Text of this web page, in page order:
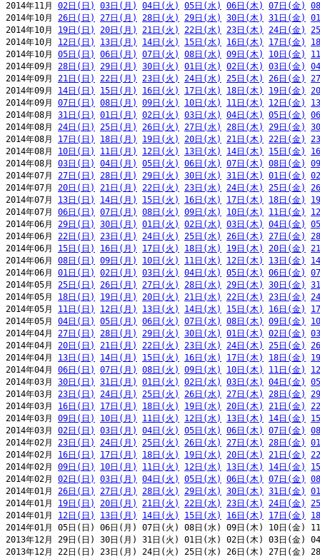
2014年11月 02日(日) 03日(月) 04日(火) 05日(水) 06日(木) 07日(金)
2014年10月 26日(日) 27日(月) 28日(火) 29日(水) 30日(木) 31日(金)
2014年10月 19日(日) 20日(月) 21日(火) 22日(水) 23日(木) 24日(金)
2014年10月 12日(日) 13日(月) 14日(火) 15日(水) 16日(木) 17日(金)
2014年10月 05日(日) 06日(月) 07日(火) 08日(水) 09日(木) 10日(金)
2014年09月 28日(日) 29日(月) 30日(火) 01日(水) 02日(木) 03日(金)
2014年09月 21日(日) 22日(月) 23日(火) 24日(水) 25日(木) 26日(金)
2014年09月 14日(日) 15日(月) 16日(火) 17日(水) 18日(木) 19日(金)
2014年09月 07日(日) 08日(月) 09日(火) 10日(水) 11日(木) 12日(金)
2014年08月 31日(日) 01日(月) 02日(火) 03日(水) 04日(木) 05日(金)
2014年08月 24日(日) 25日(月) 26日(火) 27日(水) 28日(木) 29日(金)
2014年08月 17日(日) 18日(月) 19日(火) 20日(水) 21日(木) 22日(金)
2014年08月 10日(日) 11日(月) 12日(火) 13日(水) 14日(木) 15日(金)
2014年08月 03日(日) 04日(月) 05日(火) 06日(水) 07日(木) 08日(金)
2014年07月 27日(日) 28日(月) 29日(火) 30日(水) 31日(木) 01日(金)
2014年07月 20日(日) 21日(月) 22日(火) 23日(水) 24日(木) 25日(金)
2014年07月 13日(日) 14日(月) 15日(火) 16日(水) 17日(木) 18日(金)
2014年07月 06日(日) 07日(月) 08日(火) 09日(水) 10日(木) 11日(金)
2014年06月 29日(日) 30日(月) 01日(火) 02日(水) 03日(木) 04日(金)
2014年06月 22日(日) 23日(月) 24日(火) 25日(水) 26日(木) 27日(金)
2014年06月 15日(日) 16日(月) 17日(火) 18日(水) 19日(木) 20日(金)
2014年06月 08日(日) 09日(月) 10日(火) 11日(水) 12日(木) 13日(金)
2014年06月 01日(日) 02日(月) 03日(火) 04日(水) 05日(木) 06日(金)
2014年05月 25日(日) 26日(月) 27日(火) 28日(水) 29日(木) 30日(金)
2014年05月 18日(日) 19日(月) 20日(火) 21日(水) 22日(木) 23日(金)
2014年05月 11日(日) 12日(月) 13日(火) 14日(水) 15日(木) 16日(金)
2014年05月 04日(日) 05日(月) 06日(火) 07日(水) 08日(木) 09日(金)
2014年04月 27日(日) 28日(月) 29日(火) 30日(水) 01日(木) 02日(金)
2014年04月 20日(日) 21日(月) 22日(火) 23日(水) 24日(木) 25日(金)
2014年04月 13日(日) 14日(月) 15日(火) 16日(水) 17日(木) 18日(金)
2014年04月 06日(日) 07日(月) 08日(火) 09日(水) 10日(木) 11日(金)
2014年03月 30日(日) 31日(月) 01日(火) 02日(水) 03日(木) 04日(金)
2014年03月 23日(日) 24日(月) 25日(火) 26日(水) 27日(木) 28日(金)
2014年03月 16日(日) 17日(月) 18日(火) 19日(水) 20日(木) 21日(金)
2014年03月 09日(日) 10日(月) 11日(火) 12日(水) 13日(木) 14日(金)
2014年03月 02日(日) 03日(月) 04日(火) 05日(水) 06日(木) 07日(金)
2014年02月 23日(日) 24日(月) 25日(火) 26日(水) 27日(木) 28日(金)
2014年02月 16日(日) 17日(月) 18日(火) 19日(水) 20日(木) 21日(金)
2014年02月 09日(日) 10日(月) 11日(火) 12日(水) 13日(木) 14日(金)
2014年02月 02日(日) 03日(月) 04日(火) 05日(水) 06日(木) 07日(金)
2014年01月 26日(日) 27日(月) 28日(火) 29日(水) 30日(木) 31日(金)
2014年01月 19日(日) 20日(月) 21日(火) 22日(水) 23日(木) 24日(金)
2014年01月 12日(日) 13日(月) 14日(火) 15日(水) 16日(木) 17日(金)
2014年01月 05日(日) 06日(月) 07日(火) 08日(水) 09日(木) 10日(金)
2013年12月 29日(日) 30日(月) 31日(火) 01日(水) 02日(木) 03日(金)
2013年12月 22日(日) 23日(月) 24日(火) 25日(水) 26日(木) 27日(金)